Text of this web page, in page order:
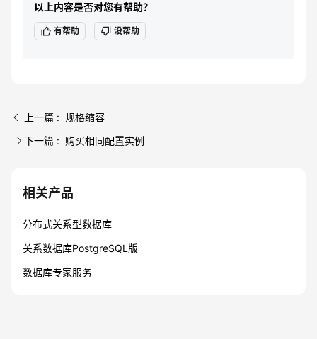
以上内容是否对您有帮助？
有帮助 没帮助
上一篇 : 规格缩容
下一篇 : 购买相同配置实例
相关产品
分布式关系型数据库
关系数据库PostgreSQL版
数据库专家服务